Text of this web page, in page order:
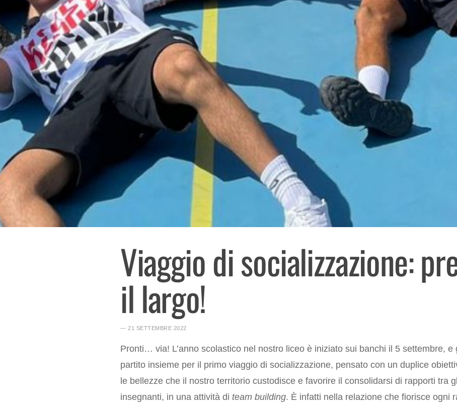
Viaggio di socializzazione:
il largo!
― 21 SETTEMBRE 2022
Pronti… via! L’anno scolastico nel nostro liceo è iniziato sui banchi il 5 settembre, e
partito insieme per il primo viaggio di socializzazione, pensato con un duplice
le bellezze che il nostro territorio custodisce e favorire il consolidarsi di rapporti tra
insegnanti, in una attività di team building. È infatti nella relazione che fiorisce ogni